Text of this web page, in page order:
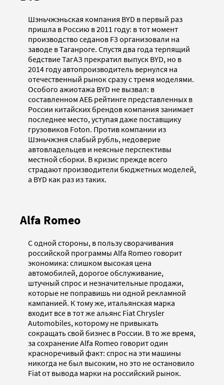
Шэньчжэньская компания BYD в первый раз
пришла в Россию в 2011 году: в тот момент
производство седанов F3 организовали на
заводе в Таганроге. Спустя два года терпящий
бедствие ТагАЗ прекратил выпуск BYD, но в
2014 году автопроизводитель вернулся на
отечественный рынок сразу с тремя моделями.
Особого ажиотажа BYD не вызвал: в
составленном АЕБ рейтинге представленных в
России китайских брендов компания занимает
последнее место, уступая даже поставщику
грузовиков Foton. Против компании из
Шэньчжэня слабый рубль, недоверие
автовладельцев и неясные перспективы
местной сборки. В кризис прежде всего
страдают производители бюджетных моделей,
а BYD как раз из таких.
Alfa Romeo
С одной стороны, в пользу сворачивания
российской программы Alfa Romeo говорит
экономика: слишком высокая цена
автомобилей, дорогое обслуживание,
штучный спрос и незначительные продажи,
которые не поправишь ни одной рекламной
кампанией. К тому же, итальянская марка
входит все в тот же альянс Fiat Chrysler
Automobiles, которому не привыкать
сокращать свой бизнес в России. В то же время,
за сохранение Alfa Romeo говорит один
красноречивый факт: спрос на эти машины
никогда не был высоким, но это не остановило
Fiat от вывода марки на российский рынок.